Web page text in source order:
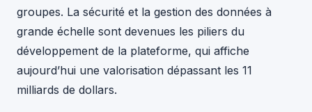
groupes. La sécurité et la gestion des données à
grande échelle sont devenues les piliers du
développement de la plateforme, qui affiche
aujourd’hui une valorisation dépassant les 11
milliards de dollars.